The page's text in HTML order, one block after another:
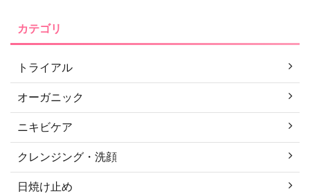
カテゴリ
トライアル
オーガニック
ニキビケア
クレンジング・洗顔
日焼け止め